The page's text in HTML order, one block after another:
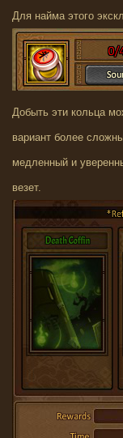
Для найма этого
Добыть эти кольца
вариант более
медленный и
везет.